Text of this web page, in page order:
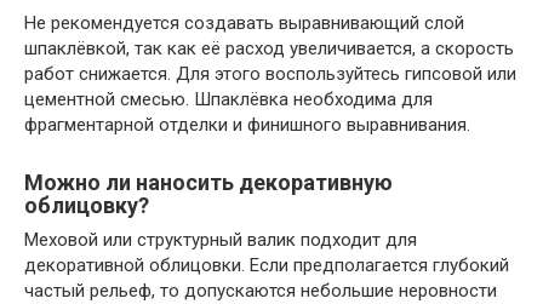
Не рекомендуется создавать выравнивающий слой
шпаклёвкой, так как её расход увеличивается, а скорость
работ снижается. Для этого воспользуйтесь гипсовой или
цементной смесью. Шпаклёвка необходима для
фрагментарной отделки и финишного выравнивания.
Можно ли наносить декоративную
облицовку?
Меховой или структурный валик подходит для
декоративной облицовки. Если предполагается глубокий
частый рельеф, то допускаются небольшие неровности